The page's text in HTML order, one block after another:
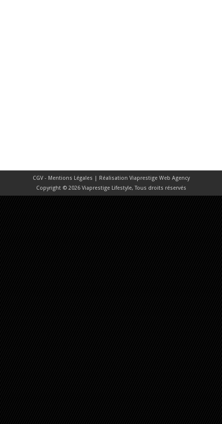
CGV - Mentions Légales | Réalisation Viaprestige Web Agency
Copyright © 2026 Viaprestige Lifestyle, Tous droits réservés